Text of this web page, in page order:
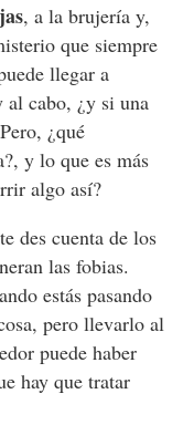
, a la brujería y,
que siempre
llegar a
cabo, ¿y si una
¿qué
y lo que es más
algo así?
des cuenta de los
las fobias.
estás pasando
pero llevarlo al
puede haber
hay que tratar